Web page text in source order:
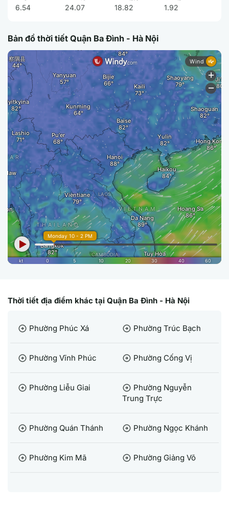
6.54 24.07 18.82 1.92
Bản đồ thời tiết Quận Ba Đình - Hà Nội
Thời tiết địa điểm khác tại Quận Ba Đình - Hà Nội
arrow_circle_right Phường Phúc Xá arrow_circle_right Phường Trúc Bạch
arrow_circle_right Phường Vĩnh Phúc arrow_circle_right Phường Cống Vị
arrow_circle_right Phường Liễu Giai arrow_circle_right Phường Nguyễn
Trung Trực
arrow_circle_right Phường Quán Thánh arrow_circle_right Phường Ngọc Khánh
arrow_circle_right Phường Kim Mã arrow_circle_right Phường Giảng Võ